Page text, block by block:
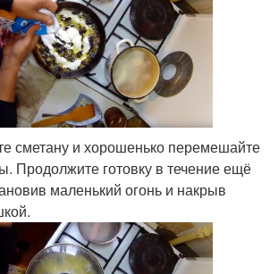
сметану и хорошенько перемешайте
Продолжите готовку в течение ещё
маленький огонь и накрыв